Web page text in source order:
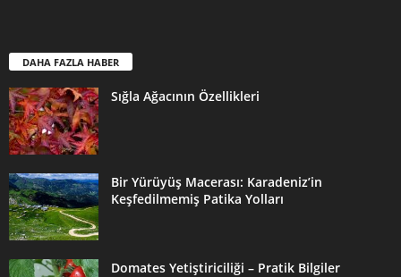
DAHA FAZLA HABER
Sığla Ağacının Özellikleri
Bir Yürüyüş Macerası: Karadeniz’in
Keşfedilmemiş Patika Yolları
Domates Yetiştiriciliği – Pratik Bilgiler